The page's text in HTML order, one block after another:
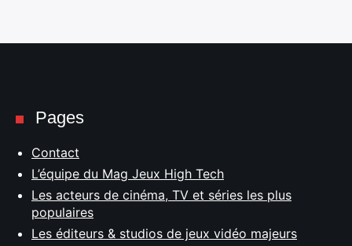
Pages
Contact
L’équipe du Mag Jeux High Tech
Les acteurs de cinéma, TV et séries les plus
populaires
Les éditeurs & studios de jeux vidéo majeurs